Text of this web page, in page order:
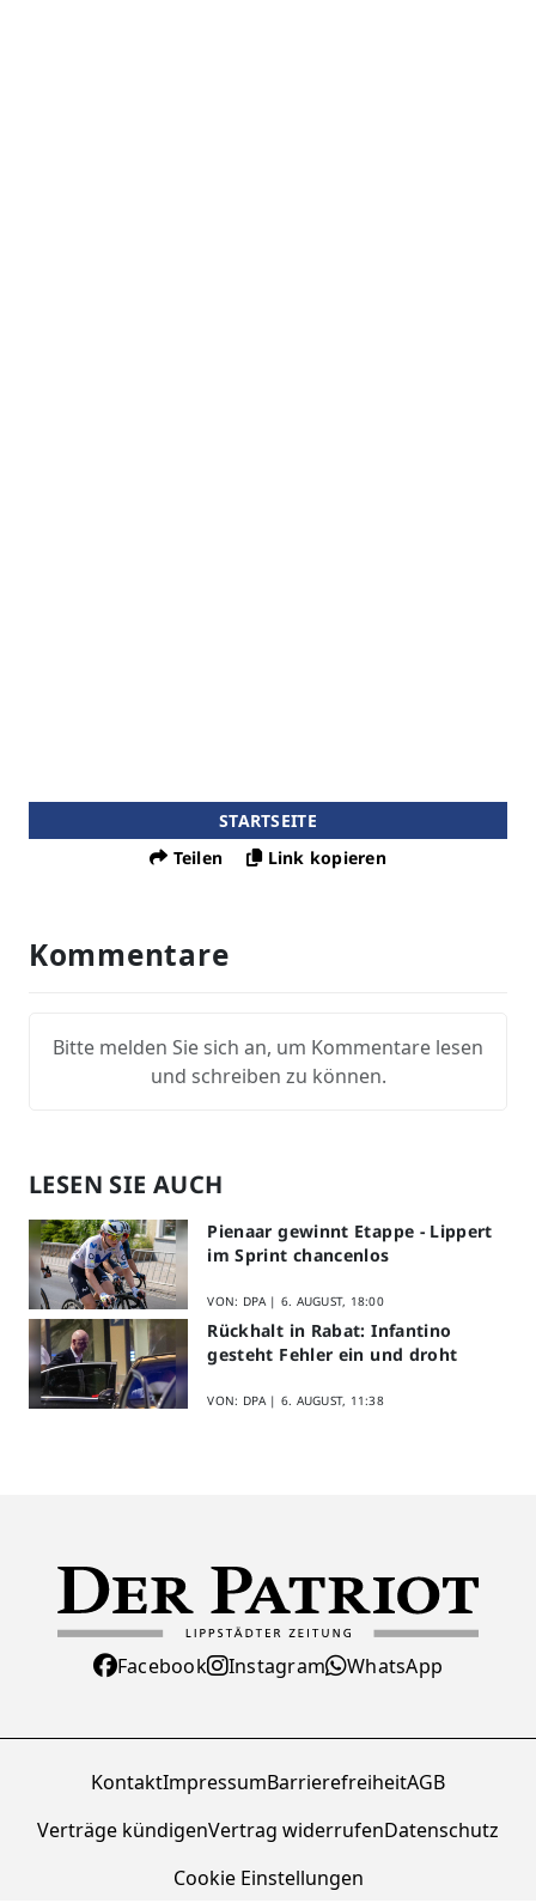
STARTSEITE
Teilen
Link kopieren
Kommentare
Bitte melden Sie sich an, um Kommentare lesen
und schreiben zu können.
LESEN SIE AUCH
Pienaar gewinnt Etappe - Lippert
im Sprint chancenlos
VON: DPA | 6. AUGUST, 18:00
Rückhalt in Rabat: Infantino
gesteht Fehler ein und droht
VON: DPA | 6. AUGUST, 11:38
Facebook Instagram WhatsApp
KontaktImpressumBarrierefreiheitAGB
Verträge kündigenVertrag widerrufenDatenschutz
Cookie Einstellungen